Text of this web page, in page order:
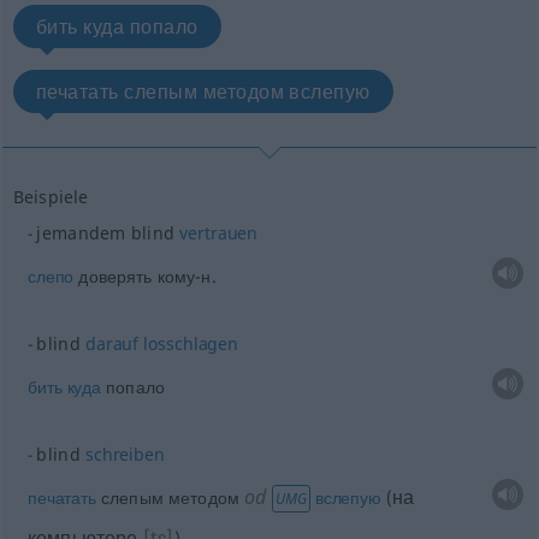
бить куда попало
печатать слепым методом вслепую
Beispiele
jemandem blindvertrauen
слепо доверять кому-н.
blind darauf losschlagen
бить куда попало
blind schreiben
печататьслепым методом od UMG вслепую (на